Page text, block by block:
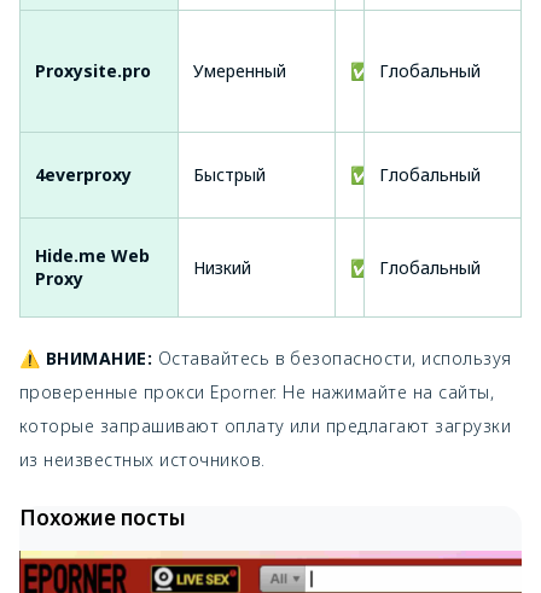
Proxysite.pro Умеренный ✅ ДаГлобальный
4everproxy Быстрый ✅ ДаГлобальный
Hide.me Web
Proxy
Низкий ✅ ДаГлобальный
⚠ ВНИМАНИЕ: Оставайтесь в безопасности, используя
проверенные прокси Eporner. Не нажимайте на сайты,
которые запрашивают оплату или предлагают загрузки
из неизвестных источников.
Похожие посты